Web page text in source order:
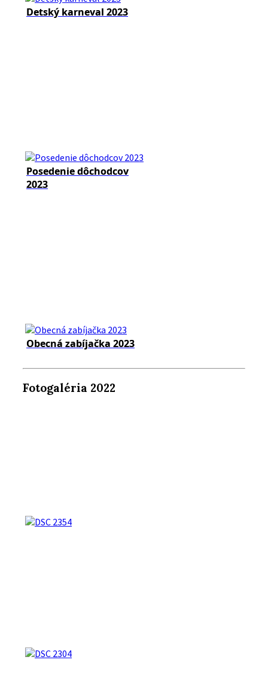
Detský karneval 2023
Posedenie dôchodcov
2023
Obecná zabíjačka 2023
Fotogaléria 2022